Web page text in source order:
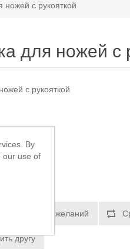
ножей с рукояткой
для ножей с
с рукояткой
в список пожеланий
другу
By
our use of